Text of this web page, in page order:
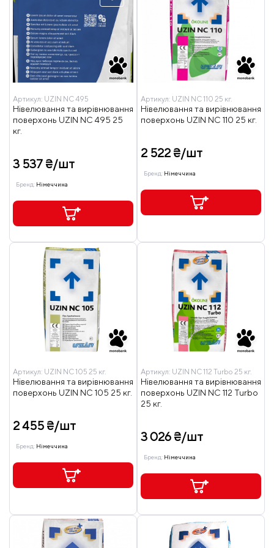
Артикул: UZIN NC 495
Нівелювання та вирівнювання
поверхонь UZIN NC 495 25
кг.
3 537 ₴/шт
Бренд: Німеччина
Артикул: UZIN NC 110 25 кг.
Нівелювання та вирівнювання
поверхонь UZIN NC 110 25 кг.
2 522 ₴/шт
Бренд: Німеччина
Артикул: UZIN NC 105 25 кг.
Нівелювання та вирівнювання
поверхонь UZIN NC 105 25 кг.
2 455 ₴/шт
Бренд: Німеччина
Артикул: UZIN NC 112 Turbo 25 кг.
Нівелювання та вирівнювання
поверхонь UZIN NC 112 Turbo
25 кг.
3 026 ₴/шт
Бренд: Німеччина